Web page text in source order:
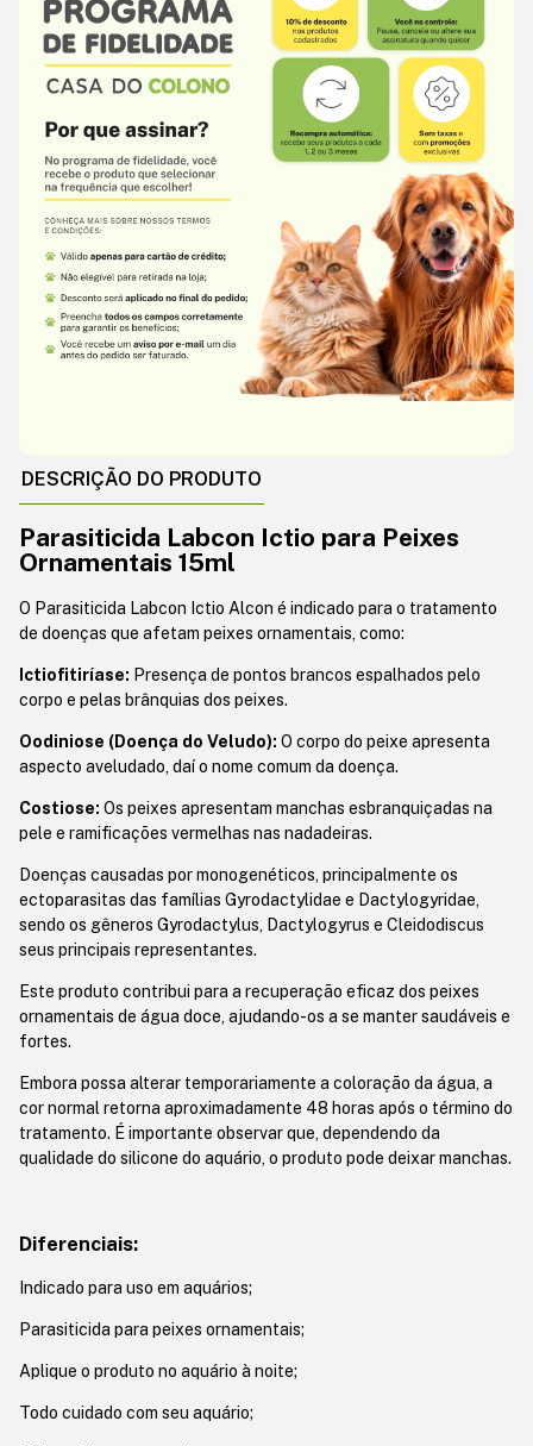
DESCRIÇÃO DO PRODUTO
Parasiticida Labcon Ictio para Peixes
Ornamentais 15ml
O Parasiticida Labcon Ictio Alcon é indicado para o tratamento
de doenças que afetam peixes ornamentais, como:
Ictiofitiríase: Presença de pontos brancos espalhados pelo
corpo e pelas brânquias dos peixes.
Oodiniose (Doença do Veludo): O corpo do peixe apresenta
aspecto aveludado, daí o nome comum da doença.
Costiose: Os peixes apresentam manchas esbranquiçadas na
pele e ramificações vermelhas nas nadadeiras.
Doenças causadas por monogenéticos, principalmente os
ectoparasitas das famílias Gyrodactylidae e Dactylogyridae,
sendo os gêneros Gyrodactylus, Dactylogyrus e Cleidodiscus
seus principais representantes.
Este produto contribui para a recuperação eficaz dos peixes
ornamentais de água doce, ajudando-os a se manter saudáveis e
fortes.
Embora possa alterar temporariamente a coloração da água, a
cor normal retorna aproximadamente 48 horas após o término do
tratamento. É importante observar que, dependendo da
qualidade do silicone do aquário, o produto pode deixar manchas.
Diferenciais:
Indicado para uso em aquários;
Parasiticida para peixes ornamentais;
Aplique o produto no aquário à noite;
Todo cuidado com seu aquário;